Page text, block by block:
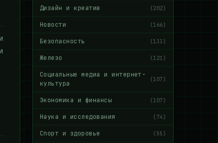
Дизайн и креатив (202)
Новости (166)
Безопасность (133)
Железо (121)
Социальные медиа и интернет-
культура
(107)
Экономика и финансы (107)
Наука и исследования (74)
Спорт и здоровье (55)